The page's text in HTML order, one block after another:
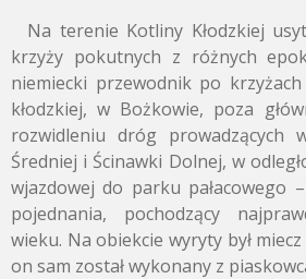
Na terenie Kotliny Kłodzkiej
krzyży pokutnych z różnych
niemiecki przewodnik po
kłodzkiej, w Bożkowie, poza
rozwidleniu dróg prowadzących
Średniej i Ścinawki Dolnej, w
wjazdowej do parku pałacowego
pojednania, pochodzący
wieku. Na obiekcie wyryty był
on sam został wykonany z